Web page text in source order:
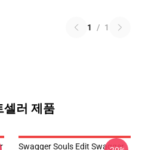
1 / 1
셀러 제품
Swagger Souls Edit Swagger